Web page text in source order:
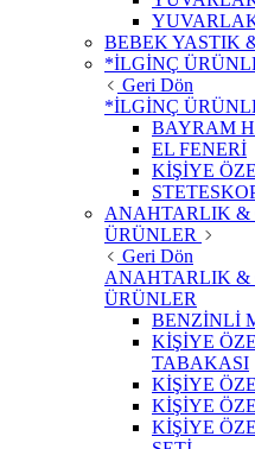
BEBEK YASTIK
*İLGİNÇ
Geri Dön
*İLGİNÇ
BAYRAM
EL FENERİ
KİŞİYE
ANAHTARLIK &
ÜRÜNLER
Geri Dön
ANAHTARLIK &
ÜRÜNLER
BENZİNLİ
KİŞİYE
TABAKASI
KİŞİYE
KİŞİYE
KİŞİYE